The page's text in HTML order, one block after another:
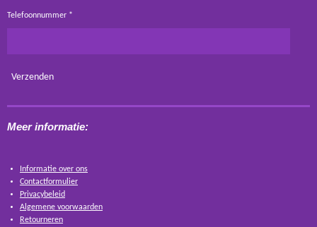
Telefoonnummer *
Verzenden
Meer informatie:
Informatie over ons
Contactformulier
Privacybeleid
Algemene voorwaarden
Retourneren